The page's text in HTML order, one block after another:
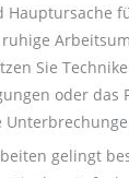
Hauptursache
Sie
oder das
gelingt